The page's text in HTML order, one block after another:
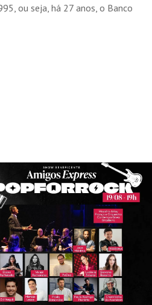
ou seja, há 27 anos, o Banco